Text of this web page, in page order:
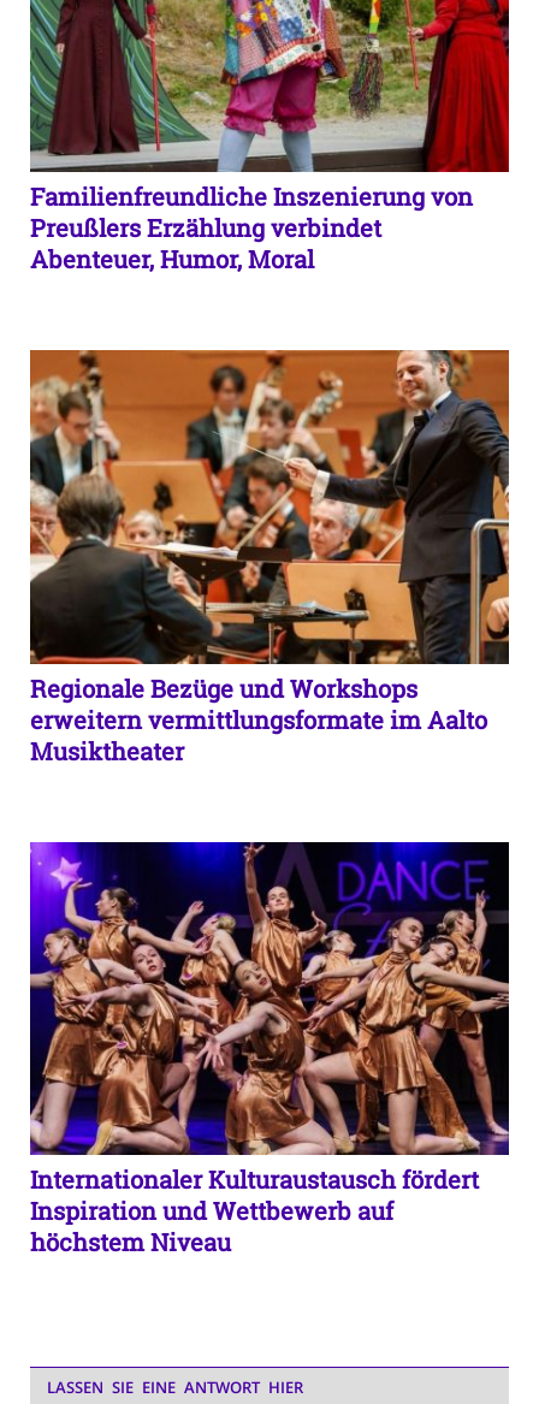
Familienfreundliche Inszenierung von
Preußlers Erzählung verbindet
Abenteuer, Humor, Moral
Regionale Bezüge und Workshops
erweitern vermittlungsformate im Aalto
Musiktheater
Internationaler Kulturaustausch fördert
Inspiration und Wettbewerb auf
höchstem Niveau
LASSEN SIE EINE ANTWORT HIER